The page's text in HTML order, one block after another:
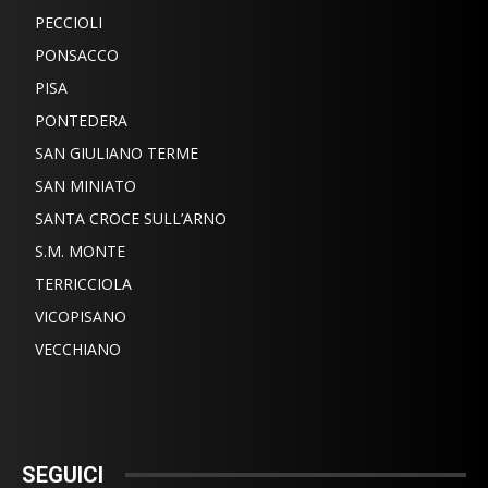
PECCIOLI
PONSACCO
PISA
PONTEDERA
SAN GIULIANO TERME
SAN MINIATO
SANTA CROCE SULL’ARNO
S.M. MONTE
TERRICCIOLA
VICOPISANO
VECCHIANO
SEGUICI